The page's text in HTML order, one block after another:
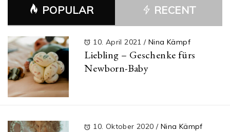
POPULAR RECENT
10. April 2021/ Nina Kämpf
Liebling – Geschenke fürs
Newborn-Baby
10. Oktober 2020 / Nina Kämpf